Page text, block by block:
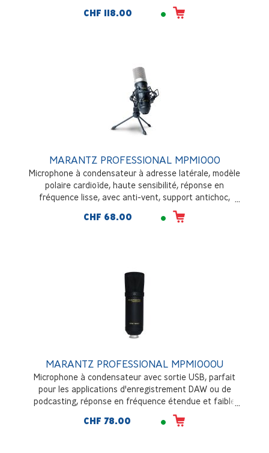
transitoire, complet avec support antichoc, câble USB et
mallette de transport
CHF 118.00
MARANTZ PROFESSIONAL MPM1000
Microphone à condensateur à adresse latérale, modèle
polaire cardioïde, haute sensibilité, réponse en
fréquence lisse, avec anti-vent, support antichoc,
trépied et câble XLR
CHF 68.00
MARANTZ PROFESSIONAL MPM1000U
Microphone à condensateur avec sortie USB, parfait
pour les applications d'enregistrement DAW ou de
podcasting, réponse en fréquence étendue et faible
bruit de fond, convertisseur analogique-numérique à
grande vitesse, construction solide
CHF 78.00